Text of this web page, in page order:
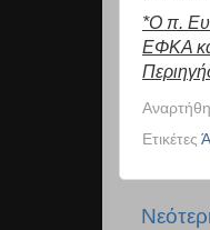
*Ο π.
ΕΦΚΑ
Ετικέτες